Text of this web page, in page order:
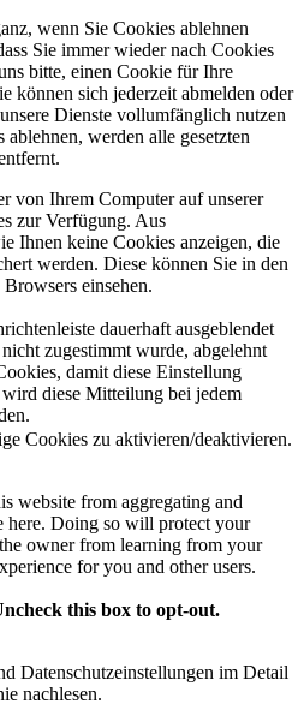
wenn Sie Cookies ablehnen
Sie immer wieder nach Cookies
bitte, einen Cookie für Ihre
können sich jederzeit abmelden oder
Dienste vollumfänglich nutzen
werden alle gesetzten
von Ihrem Computer auf unserer
zur Verfügung. Aus
Ihnen keine Cookies anzeigen, die
werden. Diese können Sie in den
einsehen.
dauerhaft ausgeblendet
zugestimmt wurde, abgelehnt
damit diese Einstellung
diese Mitteilung bei jedem
Cookies zu aktivieren/deaktivieren.
website from aggregating and
here. Doing so will protect your
owner from learning from your
for you and other users.
this box to opt-out.
Datenschutzeinstellungen im Detail
nachlesen.